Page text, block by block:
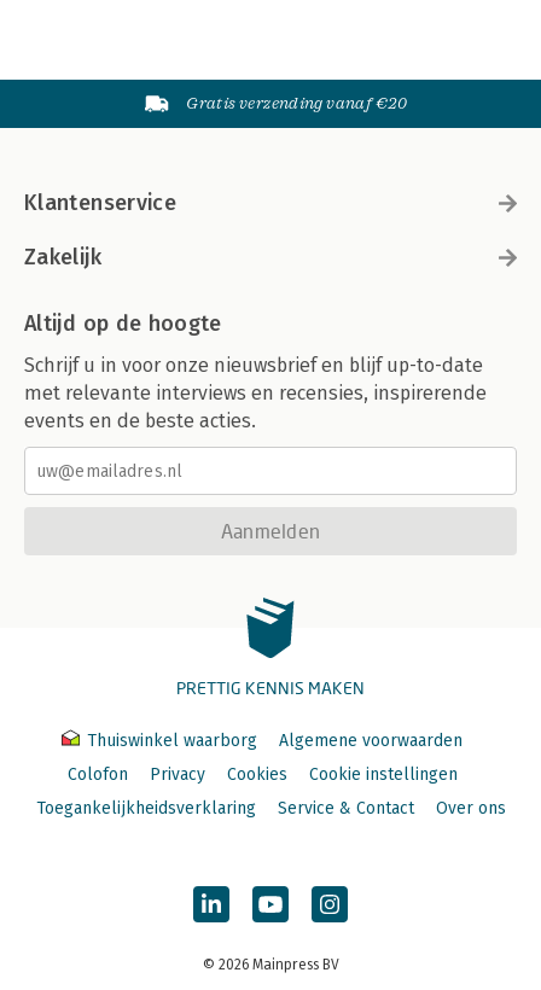
Gratis verzending vanaf €20
Klantenservice
Zakelijk
Altijd op de hoogte
Schrijf u in voor onze nieuwsbrief en blijf up-to-date
met relevante interviews en recensies, inspirerende
events en de beste acties.
Aanmelden
PRETTIG KENNIS MAKEN
Thuiswinkel waarborg
Algemene voorwaarden
Colofon
Privacy Cookies
Cookie instellingen
Toegankelijkheidsverklaring
Service & Contact Over ons
© 2026 Mainpress BV